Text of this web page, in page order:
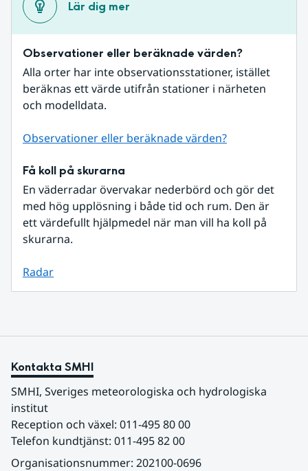
Lär dig mer
Observationer eller beräknade värden?
Alla orter har inte observationsstationer, istället
beräknas ett värde utifrån stationer i närheten
och modelldata.
Observationer eller beräknade värden?
Få koll på skurarna
En väderradar övervakar nederbörd och gör det
med hög upplösning i både tid och rum. Den är
ett värdefullt hjälpmedel när man vill ha koll på
skurarna.
Radar
Kontakta SMHI
SMHI, Sveriges meteorologiska och hydrologiska
institut
Reception och växel: 011-495 80 00
Telefon kundtjänst: 011-495 82 00
Organisationsnummer: 202100-0696